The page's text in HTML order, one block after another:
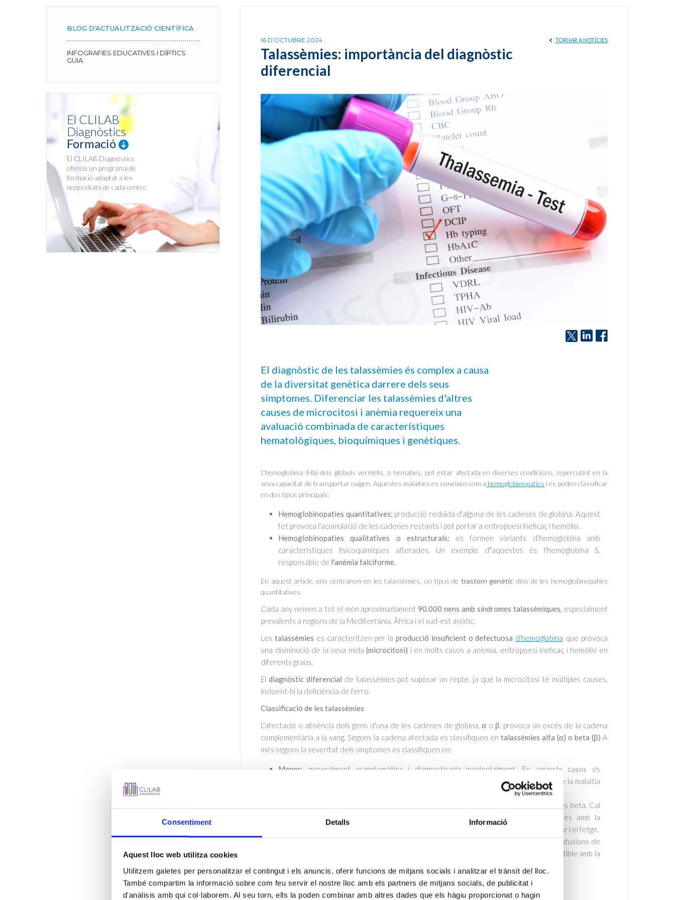
Consentiment Detalls Informació
Aquest lloc web utilitza cookies
Utilitzem galetes per personalitzar el contingut i els anuncis, oferir funcions de mitjans socials i analitzar el trànsit del lloc.
També compartim la informació sobre com feu servir el nostre lloc amb els partners de mitjans socials, de publicitat i
d'anàlisis amb qui col·laborem. Al seu torn, ells la poden combinar amb altres dades que els hàgiu proporcionat o hagin
16 D’OCTUBRE 2024
Talassèmies: importància del diagnòstic
diferencial
TORNAR A NOTÍCIES
El diagnòstic de les talassèmies és complex a causa
de la diversitat genètica darrere dels seus
símptomes. Diferenciar les talassèmies d'altres
causes de microcitosi i anèmia requereix una
avaluació combinada de característiques
hematològiques, bioquímiques i genètiques.
L'hemoglobina (Hb) dels glòbuls vermells, o hematies, pot estar afectada en diverses condicions, repercutint en la
seva capacitat de transportar oxigen. Aquestes malalties es coneixen com a hemoglobinopaties i es poden classificar
en dos tipus principals:
Hemoglobinopaties quantitatives: producció reduïda d'alguna de les cadenes de globina. Aquest
fet provoca l'acumulació de les cadenes restants i pot portar a eritropoesi ineficaç i hemòlisi.
Hemoglobinopaties qualitatives o estructurals: es formen variants d'hemoglobina amb
característiques fisicoquímiques alterades. Un exemple d‟aquestes és l'hemoglobina S,
responsable de l'anèmia falciforme.
En aquest article, ens centrarem en les talassèmies, un tipus de trastorn genèticdins de les hemoglobinopaties
quantitatives.
Cada any neixen a tot el món aproximadament 90.000 nens amb síndromes talassèmiques, especialment
prevalents a regions de la Mediterrània, Àfrica i el sud-est asiàtic.
Lestalassèmies es caracteritzen per laproducció insuficient o defectuosa d'hemoglobina que provoca
una disminució de la seva mida (microcitosi) i en molts casos a anèmia, eritropoesi ineficaç i hemòlisi en
diferents graus.
Eldiagnòstic diferencial de talassèmies pot suposar un repte, ja que la microcitosi té múltiples causes,
incloent-hi la deficiència de ferro.
Classificació de les talassèmies
L'afectació o absència dels gens d'una de les cadenes de globina, α o β, provoca un excés de la cadena
complementària a la sang. Segons la cadena afectada es classifiquen en talassèmies alfa (α) o beta (β) A
més segons la severitat dels símptomes es classifiquen en:
Menor: generalment asimptomàtica i diagnosticada incidentalment. En aquests casos és
, ja que hi ha el risc de tenir fills amb formes greus de la malaltia
pot requerir transfusions ocasionals i és més pronunciada a les talassèmies beta. Cal
seguiment adequat
perquè poden desenvolupar complicacions relacionades amb la
Aquestes complicacions poden afectar a òrgans vitals, com el cor i el fetge.
greu, amb un pronòstic desfavorable, complicacions severes i requereixen transfusions de
solen ser incompatible amb la
La diversitat en la severitat ressalta la importància del diagnòstic precís de les talassèmies.
BLOG D'ACTUALITZACIÓ CIENTÍFICA
INFOGRAFIES EDUCATIVES I DÍPTICS
GUIA
El CLILAB
Diagnòstics
Formació
El CLILAB Diagnòstics
ofereix un programa de
formació adaptat a les
necessitats de cada centre.